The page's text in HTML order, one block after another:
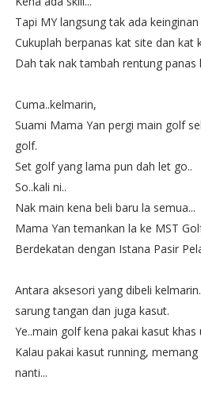
Tapi MY langsung tak ada
Cukuplah berpanas kat site dan kat
Dah tak nak tambah rentung panas
Cuma..kelmarin,
Suami Mama Yan pergi main golf
golf.
Set golf yang lama pun dah let go..
So..kali ni..
Nak main kena beli baru la semua...
Mama Yan temankan la ke MST
Berdekatan dengan Istana Pasir
Antara aksesori yang dibeli
sarung tangan dan juga kasut.
Ye..main golf kena pakai kasut khas
Kalau pakai kasut running,
nanti...